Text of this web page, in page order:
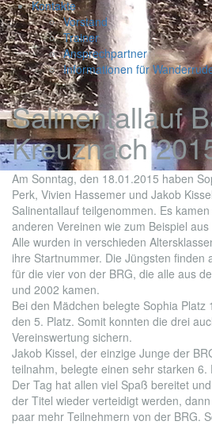
Kontakte
Vorstand
Trainer
Ansprechpartner
Informationen für
Salinentallauf
Kreuznach
Am Sonntag, den 18.01.2015 haben
Perk, Vivien Hassemer und Jakob
Salinentallauf teilgenommen. Es
anderen Vereinen wie zum Beispiel aus
Alle wurden in verschieden
ihre Startnummer. Die Jüngsten finden
für die vier von der BRG, die alle aus
und 2002 kamen.
Bei den Mädchen belegte Sophia Platz
den 5. Platz. Somit konnten die drei
Vereinswertung sichern.
Jakob Kissel, der einzige Junge der
teilnahm, belegte einen sehr starken 6.
Der Tag hat allen viel Spaß bereitet
der Titel wieder verteidigt werden,
paar mehr Teilnehmern von der BRG.